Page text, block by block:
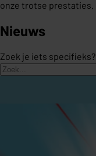
onze trotse prestaties.
Nieuws
Zoek je iets specifieks?